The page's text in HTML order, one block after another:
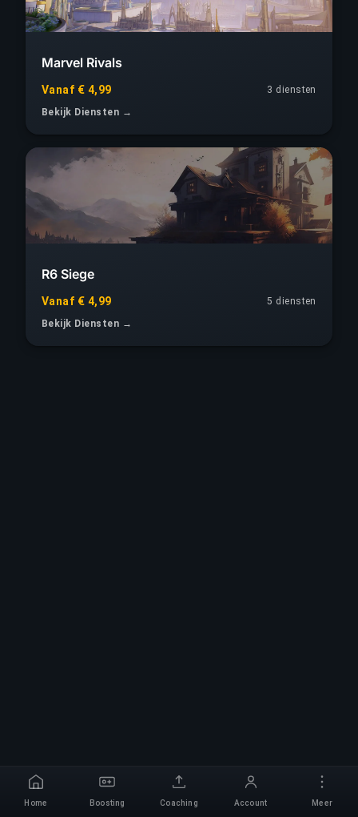
Marvel Rivals
Vanaf € 4,99
3 diensten
Bekijk Diensten →
R6 Siege
Vanaf € 4,99
5 diensten
Bekijk Diensten →
Home Boosting Coaching Account Meer